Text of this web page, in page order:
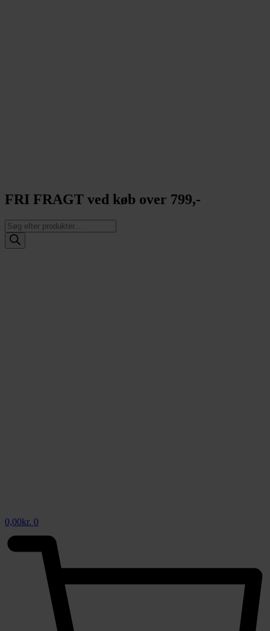
FRI FRAGT ved køb over 799,-
Products
search
0,00kr. 0